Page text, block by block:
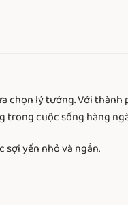
chọn lý tưởng. Với
trong cuộc sống hàng
sợi yến nhỏ và ngắn.